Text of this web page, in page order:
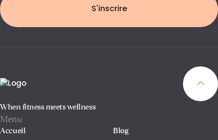
S'inscrire
When fitness meets wellness
Menu
Accueil Blog